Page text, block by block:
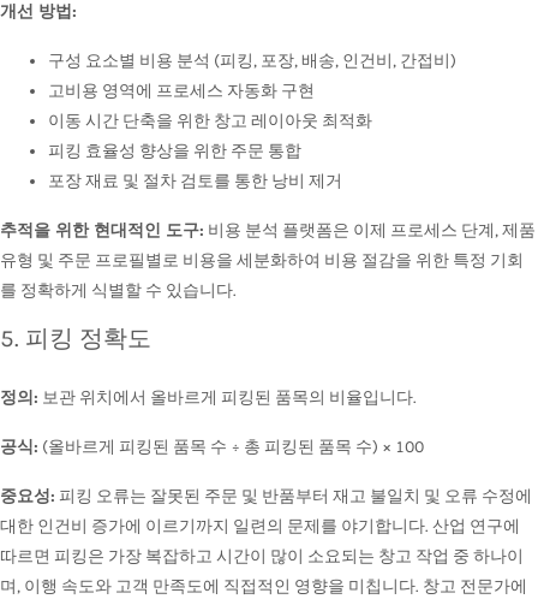
개선 방법:
구성 요소별 비용 분석 (피킹, 포장, 배송, 인건비, 간접비)
고비용 영역에 프로세스 자동화 구현
이동 시간 단축을 위한 창고 레이아웃 최적화
피킹 효율성 향상을 위한 주문 통합
포장 재료 및 절차 검토를 통한 낭비 제거
추적을 위한 현대적인 도구: 비용 분석 플랫폼은 이제 프로세스 단계, 제품
유형 및 주문 프로필별로 비용을 세분화하여 비용 절감을 위한 특정 기회
를 정확하게 식별할 수 있습니다.
5. 피킹 정확도
정의: 보관 위치에서 올바르게 피킹된 품목의 비율입니다.
공식: (올바르게 피킹된 품목 수 ÷ 총 피킹된 품목 수) × 100
중요성: 피킹 오류는 잘못된 주문 및 반품부터 재고 불일치 및 오류 수정에
대한 인건비 증가에 이르기까지 일련의 문제를 야기합니다. 산업 연구에
따르면 피킹은 가장 복잡하고 시간이 많이 소요되는 창고 작업 중 하나이
며, 이행 속도와 고객 만족도에 직접적인 영향을 미칩니다. 창고 전문가에